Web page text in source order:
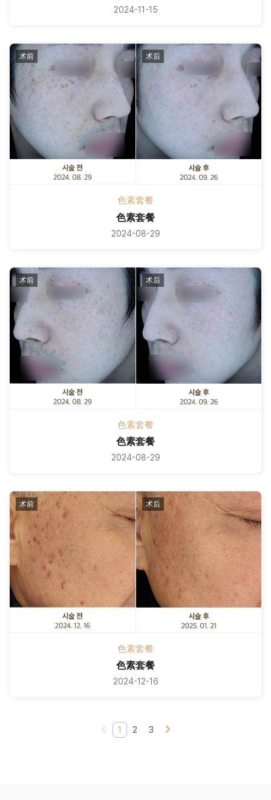
2024-11-15
术前 术后
色素套餐
色素套餐
2024-08-29
术前 术后
色素套餐
色素套餐
2024-08-29
术前 术后
色素套餐
色素套餐
2024-12-16
1 2 3